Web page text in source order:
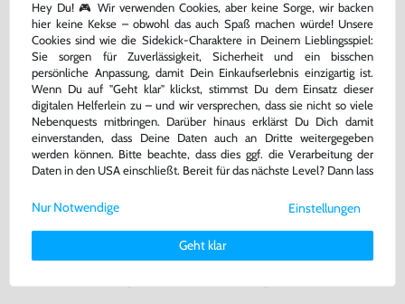
GEKAUFT
Konsole #weiß + Wii Sports +
Original Remote + Zubehör
Hey Du! 🎮 Wir verwenden Cookies, aber keine Sorge, wir backen
hier keine Kekse – obwohl das auch Spaß machen würde! Unsere
Cookies sind wie die Sidekick-Charaktere in Deinem Lieblingsspiel:
Sie sorgen für Zuverlässigkeit, Sicherheit und ein bisschen
persönliche Anpassung, damit Dein Einkaufserlebnis einzigartig ist.
Wenn Du auf "Geht klar" klickst, stimmst Du dem Einsatz dieser
digitalen Helferlein zu – und wir versprechen, dass sie nicht so viele
Nebenquests mitbringen. Darüber hinaus erklärst Du Dich damit
einverstanden, dass Deine Daten auch an Dritte weitergegeben
werden können. Bitte beachte, dass dies ggf. die Verarbeitung der
Daten in den USA einschließt. Bereit für das nächste Level? Dann lass
Weitere Informationen zu den von uns verwendeten Cookies und
Deinen Rechten als Nutzer findest Du in unsererDaten­schutz­
Impressum.
Einstellungen
Geht klar
Nur Notwendige